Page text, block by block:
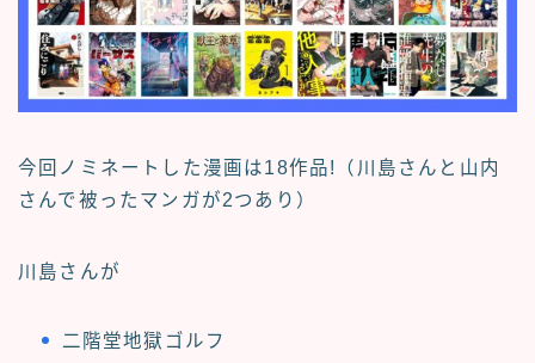
今回ノミネートした漫画は18作品!（川島さんと山内
さんで被ったマンガが2つあり）
川島さんが
二階堂地獄ゴルフ